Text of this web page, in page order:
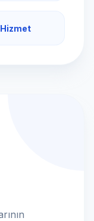
Hizmet